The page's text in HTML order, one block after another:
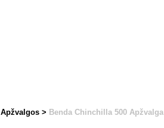
Apžvalgos > Benda Chinchilla 500